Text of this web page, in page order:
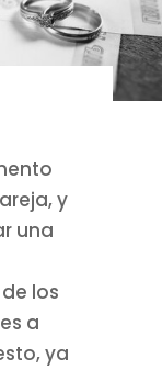
y
una
los
a
ya